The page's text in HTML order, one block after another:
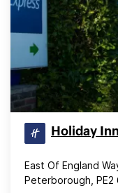
Holiday
East Of England
Peterborough, PE2